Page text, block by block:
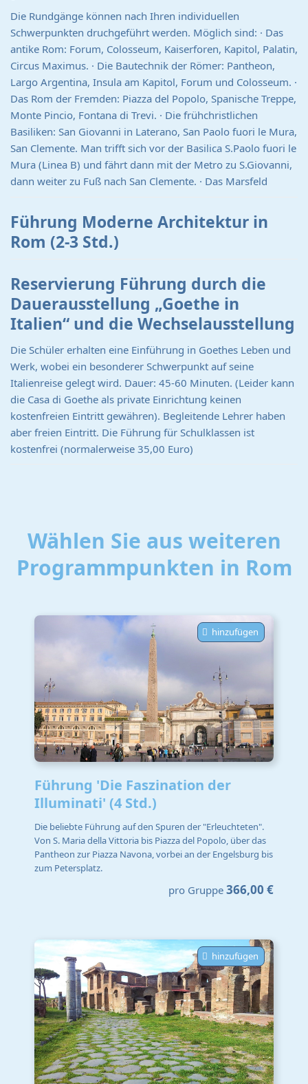
Die Rundgänge können nach Ihren individuellen
Schwerpunkten druchgeführt werden. Möglich sind: · Das
antike Rom: Forum, Colosseum, Kaiserforen, Kapitol, Palatin,
Circus Maximus. · Die Bautechnik der Römer: Pantheon,
Largo Argentina, Insula am Kapitol, Forum und Colosseum. ·
Das Rom der Fremden: Piazza del Popolo, Spanische Treppe,
Monte Pincio, Fontana di Trevi. · Die frühchristlichen
Basiliken: San Giovanni in Laterano, San Paolo fuori le Mura,
San Clemente. Man trifft sich vor der Basilica S.Paolo fuori le
Mura (Linea B) und fährt dann mit der Metro zu S.Giovanni,
dann weiter zu Fuß nach San Clemente. · Das Marsfeld
Führung Moderne Architektur in
Rom (2-3 Std.)
Reservierung Führung durch die
Dauerausstellung „Goethe in
Italien“ und die Wechselausstellung
Die Schüler erhalten eine Einführung in Goethes Leben und
Werk, wobei ein besonderer Schwerpunkt auf seine
Italienreise gelegt wird. Dauer: 45-60 Minuten. (Leider kann
die Casa di Goethe als private Einrichtung keinen
kostenfreien Eintritt gewähren). Begleitende Lehrer haben
aber freien Eintritt. Die Führung für Schulklassen ist
kostenfrei (normalerweise 35,00 Euro)
Wählen Sie aus weiteren
Programmpunkten in Rom
hinzufügen
Führung 'Die Faszination der
Illuminati' (4 Std.)
Die beliebte Führung auf den Spuren der "Erleuchteten".
Von S. Maria della Vittoria bis Piazza del Popolo, über das
Pantheon zur Piazza Navona, vorbei an der Engelsburg bis
zum Petersplatz.
pro Gruppe 366,00 €
hinzufügen